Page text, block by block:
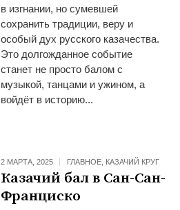
в изгнании, но сумевшей
сохранить традиции, веру и
особый дух русского казачества.
Это долгожданное событие
станет не просто балом с
музыкой, танцами и ужином, а
войдёт в историю...
2 МАРТА, 2025 ГЛАВНОЕ КАЗАЧИЙ КРУГ
Казачий бал в Сан-Сан-
Франциско